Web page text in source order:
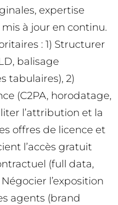
expertise
à jour en continu.
: 1) Structurer
balisage
tabulaires), 2)
(C2PA, horodatage,
l’attribution et la
offres de licence et
l’accès gratuit
(full data,
l’exposition
agents (brand